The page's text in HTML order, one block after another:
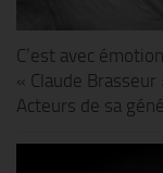
C’est avec
« Claude
Acteurs de sa